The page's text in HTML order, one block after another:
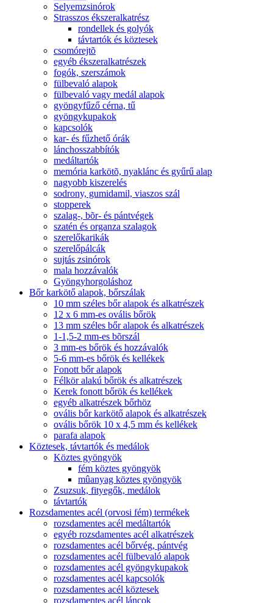
Selyemzsinórok
Strasszos ékszeralkatrész
rondellek és golyók
távtartók és köztesek
csomórejtõ
egyéb ékszeralkatrészek
fogók, szerszámok
fülbevaló alapok
fülbevaló vagy medál alapok
gyöngyfűző cérna, tű
gyöngykupakok
kapcsolók
kar- és fűzhető órák
lánchosszabbítók
medáltartók
memória karkötõ, nyaklánc és gyűrű alap
nagyobb kiszerelés
sodrony, gumidamil, viaszos szál
stopperek
szalag-, bõr- és pántvégek
szatén és organza szalagok
szerelőkarikák
szerelőpálcák
sujtás zsinórok
mala hozzávalók
Gyöngyhorgoláshoz
Bőr karkötő alapok, bőrszálak
10 mm széles bőr alapok és alkatrészek
12 x 6 mm-es ovális bőrök
13 mm széles bőr alapok és alkatrészek
1-1,5-2 mm-es bõrszál
3 mm-es bőrök és hozzávalók
5-6 mm-es bőrök és kellékek
Fonott bőr alapok
Félkör alakú bőrök és alkatrészek
Kerek fonott bőrök és kellékek
egyéb alkatrészek bőrhöz
ovális bőr karkötő alapok és alkatrészek
ovális bőrök 10 x 4,5 mm és kellékek
parafa alapok
Köztesek, távtartók és medálok
Köztes gyöngyök
fém köztes gyöngyök
mûanyag köztes gyöngyök
Zsuzsuk, fityegők, medálok
távtartók
Rozsdamentes acél (orvosi fém) termékek
rozsdamentes acél medáltartók
egyéb rozsdamentes acél alkatrészek
rozsdamentes acél bőrvég, pántvég
rozsdamentes acél fülbevaló alapok
rozsdamentes acél gyöngykupakok
rozsdamentes acél kapcsolók
rozsdamentes acél köztesek
rozsdamentes acél láncok